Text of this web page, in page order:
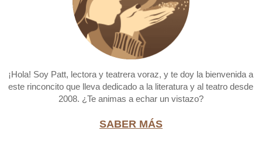
¡Hola! Soy Patt, lectora y teatrera voraz, y te doy la bienvenida a
este rinconcito que lleva dedicado a la literatura y al teatro desde
2008. ¿Te animas a echar un vistazo?
SABER MÁS